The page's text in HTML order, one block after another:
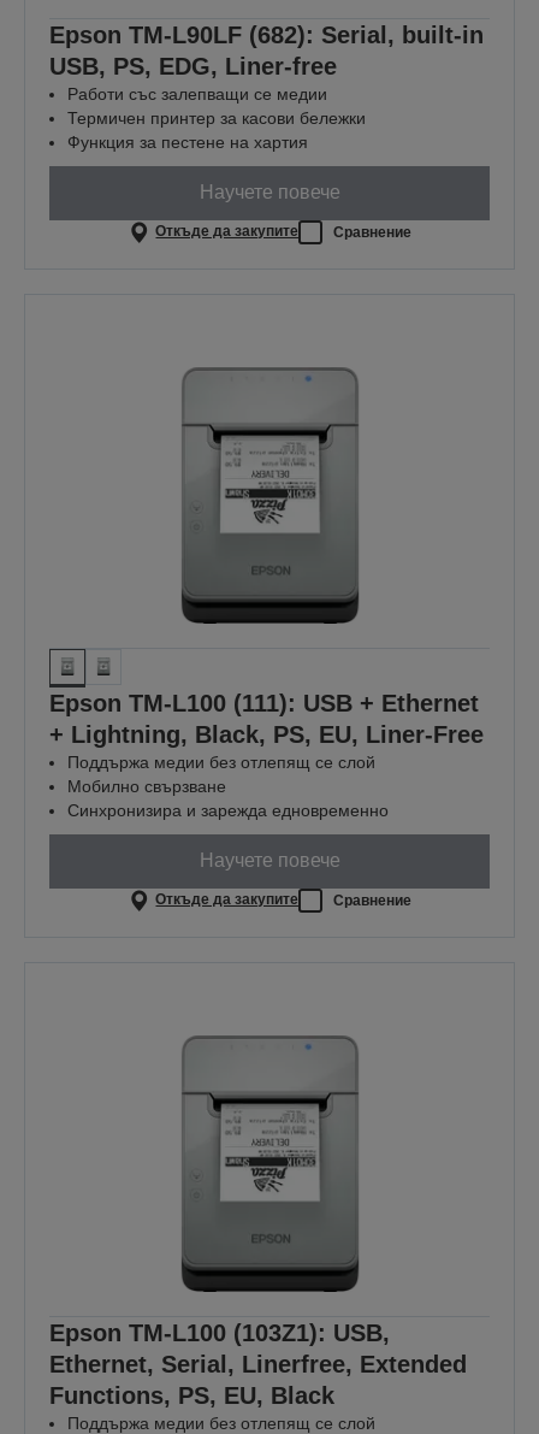
Epson TM-L90LF (682): Serial, built-in
USB, PS, EDG, Liner-free
Работи със залепващи се медии
Термичен принтер за касови бележки
Функция за пестене на хартия
Научете повече
Откъде да закупите Сравнение
Epson TM-L100 (111): USB + Ethernet
+ Lightning, Black, PS, EU, Liner-Free
Поддържа медии без отлепящ се слой
Мобилно свързване
Синхронизира и зарежда едновременно
Научете повече
Откъде да закупите Сравнение
Epson TM-L100 (103Z1): USB,
Ethernet, Serial, Linerfree, Extended
Functions, PS, EU, Black
Поддържа медии без отлепящ се слой